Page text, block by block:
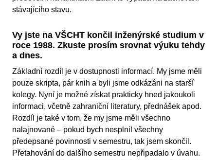
stávajícího stavu.
Vy jste na VŠCHT končil inženýrské studium v
roce 1988. Zkuste prosím srovnat výuku tehdy
a dnes.
Základní rozdíl je v dostupnosti informací. My jsme měli
pouze skripta, pár knih a byli jsme odkázáni na starší
kolegy. Nyní je možné získat prakticky hned jakoukoli
informaci, včetně zahraniční literatury, přednášek apod.
Rozdíl je také v tom, že my jsme měli všechno
nalajnované – pokud bych nesplnil všechny
předepsané povinnosti v semestru, tak jsem skončil.
Přetahování do dalšího semestru nepřipadalo v úvahu.